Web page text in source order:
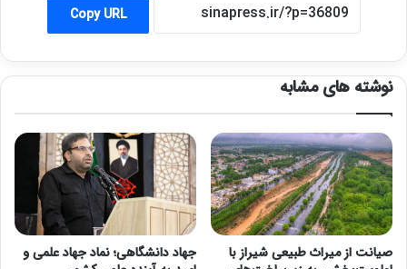
Copy URL
نوشته های مشابه
صیانت از میراث طبیعی شیراز با
جهاد دانشگاهی؛ نماد جهاد علمی و